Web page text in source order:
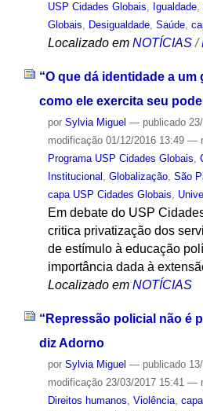
USP Cidades Globais, Igualdade,
Globais, Desigualdade, Saúde,
Localizado em NOTÍCIAS /
“O que dá identidade a um
como ele exercita seu
por Sylvia Miguel — publicado23/
modificação01/12/2016 13:49 —
Programa USP Cidades Globais,
Institucional , Globalização, São
capa USP Cidades Globais,
Em debate do USP
critica privatização dos
de estímulo à educação
importância dada à
Localizado em NOTÍCIAS
“Repressão policial não é
diz Adorno
por Sylvia Miguel — publicado13/
modificação23/03/2017 15:41 —
Direitos humanos Violência, capa,